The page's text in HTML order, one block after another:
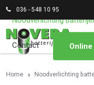
036 - 548 10 95
Noodverlichting
Contact
Home Noodverlichting